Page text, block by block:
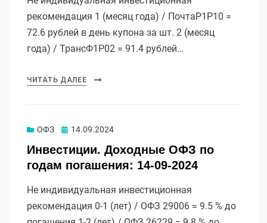
рекомендация 1 (месяц года) / ПочтаР1P10 =
72.6 рублей в день купона за шт. 2 (месяц
года) / ТрансФ1P02 = 91.4 рублей…
ЧИТАТЬ ДАЛЕЕ
ОФЗ Опубликовано
14.09.2024
Инвестиции. Доходные ОФЗ по
годам погашения: 14-09-2024
Не индивидуальная инвестиционная
рекомендация 0-1 (лет) / ОФЗ 29006 = 9.5 % до